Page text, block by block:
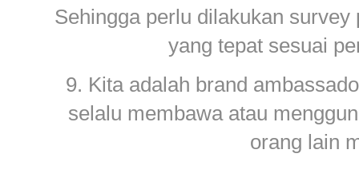
Sehingga perlu dilakukan
yang tepat sesuai
9. Kita adalah brand
selalu membawa atau
orang lain